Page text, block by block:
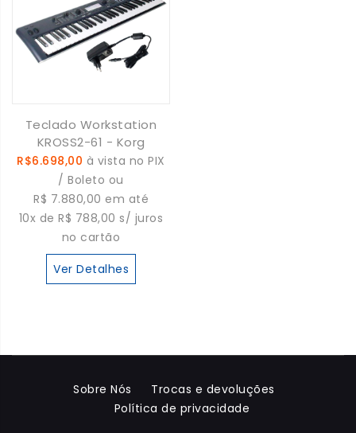
Teclado Workstation
KROSS2-61 - Korg
R$6.698,00 à vista no PIX
/ Boleto ou
R$ 7.880,00 em até
10x de R$ 788,00 s/ juros
no cartão
Ver Detalhes
Sobre Nós
Trocas e devoluções
Política de privacidade